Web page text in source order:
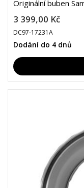
Originální buben
3 399,00 Kč
DC97-17231A
Dodání do 4 dnů